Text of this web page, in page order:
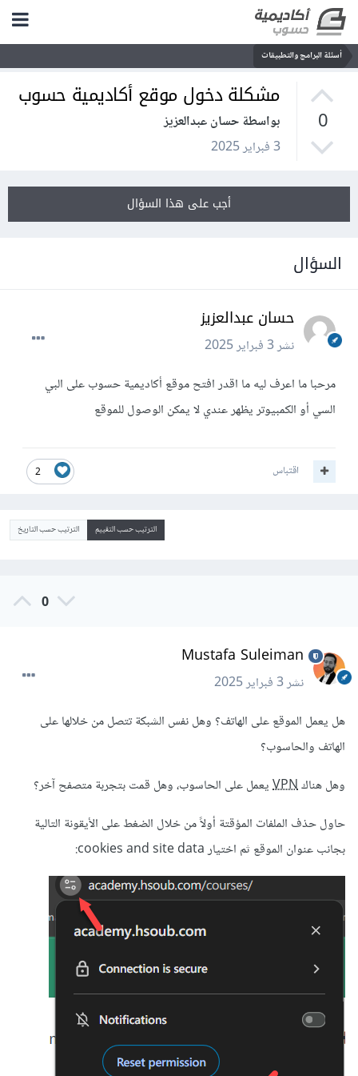
أسئلة البرامج والتطبيقات
0
مشكلة دخول موقع أكاديمية حسوب
بواسطة حسان عبدالعزيز
3 فبراير 2025
أجب على هذا السؤال
السؤال
حسان عبدالعزيز
نشر3 فبراير 2025
مرحبا ما اعرف ليه ما اقدر افتح موقع أكاديمية حسوب على البي
السي أو الكمبيوتر يظهر عندي لا يمكن الوصول للموقع
2 اقتباس
الترتيب حسب التقييم الترتيب حسب التاريخ
0
Mustafa Suleiman
نشر3 فبراير 2025
هل يعمل الموقع على الهاتف؟ وهل نفس الشبكة تتصل من خلالها على
الهاتف والحاسوب؟
وهل هناكVPNيعمل على الحاسوب، وهل قمت بتجربة متصفح آخر؟
حاول حذف الملفات المؤقتة أولاً من خلال الضغط على الأيقونة التالية
بجانب عنوان الموقع ثم اختيار cookies and site data: